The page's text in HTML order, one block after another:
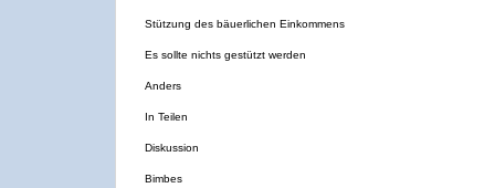
Stützung des bäuerlichen Einkommens
Es sollte nichts gestützt werden
Anders
In Teilen
Diskussion
Bimbes